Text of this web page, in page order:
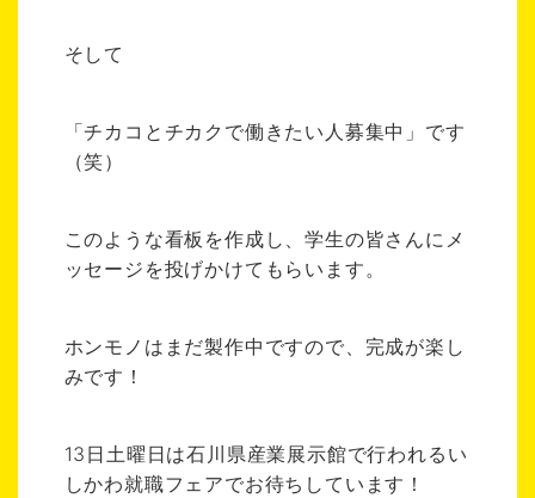
そして
「チカコとチカクで働きたい人募集中」です
（笑）
このような看板を作成し、学生の皆さんにメ
ッセージを投げかけてもらいます。
ホンモノはまだ製作中ですので、完成が楽し
みです！
13日土曜日は石川県産業展示館で行われるい
しかわ就職フェアでお待ちしています！